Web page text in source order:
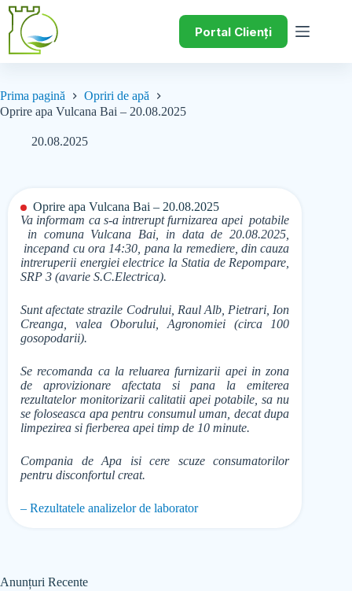
Portal Clienți
Prima pagină
Opriri de apă
Oprire apa Vulcana Bai – 20.08.2025
20.08.2025
Oprire apa Vulcana Bai – 20.08.2025
Va informam ca s-a intrerupt furnizarea apei potabile
in comuna Vulcana Bai, in data de 20.08.2025,
incepand cu ora 14:30, pana la remediere, din cauza
intreruperii energiei electrice la Statia de Repompare,
SRP 3 (avarie S.C.Electrica).
Sunt afectate strazile Codrului, Raul Alb, Pietrari, Ion
Creanga, valea Oborului, Agronomiei (circa 100
gosopodarii).
Se recomanda ca la reluarea furnizarii apei in zona
de aprovizionare afectata si pana la emiterea
rezultatelor monitorizarii calitatii apei potabile, sa nu
se foloseasca apa pentru consumul uman, decat dupa
limpezirea si fierberea apei timp de 10 minute.
Compania de Apa isi cere scuze consumatorilor
pentru disconfortul creat.
– Rezultatele analizelor de laborator
Anunțuri Recente